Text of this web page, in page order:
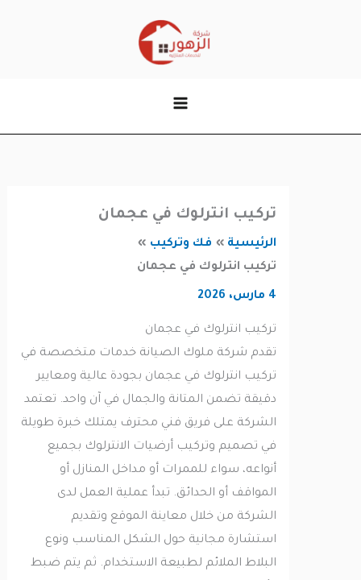
تركيب انترلوك في عجمان
الرئيسية
فك وتركيب
تركيب انترلوك في عجمان
تركيب انترلوك في عجمان
تقدم شركة ملوك الصيانة خدمات متخصصة في
تركيب انترلوك في عجمان بجودة عالية ومعايير
دقيقة تضمن المتانة والجمال في آن واحد. تعتمد
الشركة على فريق فني محترف يمتلك خبرة طويلة
في تصميم وتركيب أرضيات الانترلوك بجميع
أنواعه، سواء للممرات أو مداخل المنازل أو
المواقف أو الحدائق. تبدأ عملية العمل لدى
الشركة من خلال معاينة الموقع وتقديم
استشارة مجانية حول الشكل المناسب ونوع
البلاط الملائم لطبيعة الاستخدام. ثم يتم ضبط